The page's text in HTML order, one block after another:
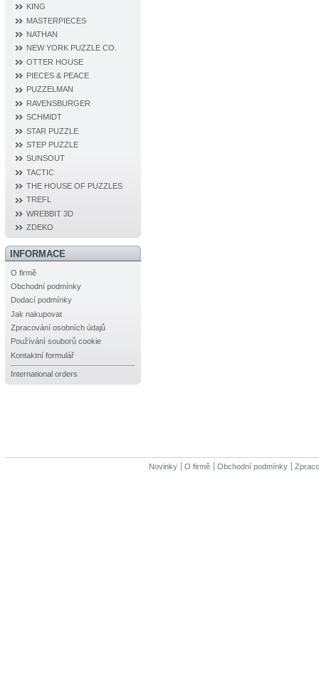
KING
MASTERPIECES
NATHAN
NEW YORK PUZZLE CO.
OTTER HOUSE
PIECES & PEACE
PUZZELMAN
RAVENSBURGER
SCHMIDT
STAR PUZZLE
STEP PUZZLE
SUNSOUT
TACTIC
THE HOUSE OF PUZZLES
TREFL
WREBBIT 3D
ZDEKO
INFORMACE
O firmě
Obchodní podmínky
Dodací podmínky
Jak nakupovat
Zpracování osobních údajů
Používání souborů cookie
Kontaktní formulář
International orders
Novinky O firmě Obchodní podmínky